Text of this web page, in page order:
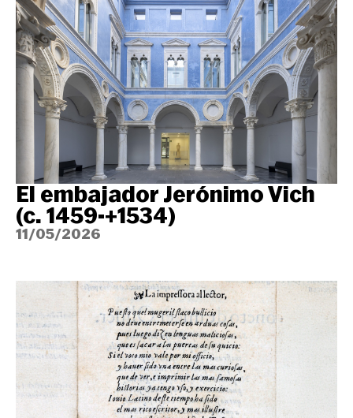
El embajador Jerónimo Vich
(c. 1459-+1534)
11/05/2026